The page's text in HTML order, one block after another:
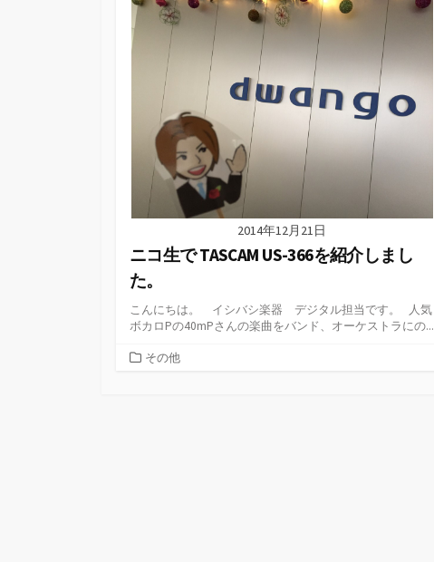
ー
2014年12月21日
ニコ生で TASCAM US-366を紹介しまし
た。
こんにちは。 イシバシ楽器 デジタル担当です。 人気
ボカロPの40mPさんの楽曲をバンド、オーケストラにの...
カその他